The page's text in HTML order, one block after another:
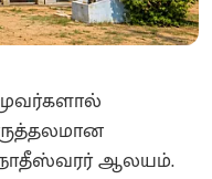
ஆலயம்.